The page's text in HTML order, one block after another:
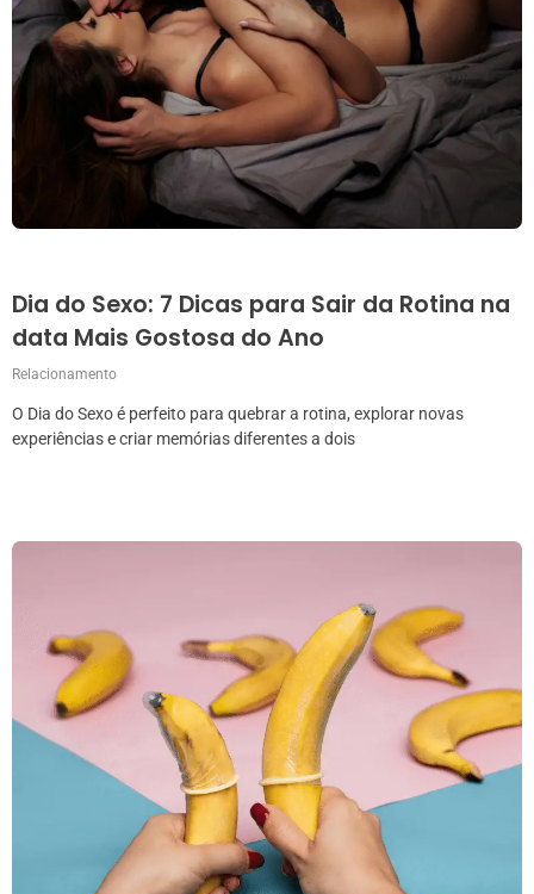
Dia do Sexo: 7 Dicas para Sair da Rotina na
data Mais Gostosa do Ano
Relacionamento
O Dia do Sexo é perfeito para quebrar a rotina, explorar novas
experiências e criar memórias diferentes a dois